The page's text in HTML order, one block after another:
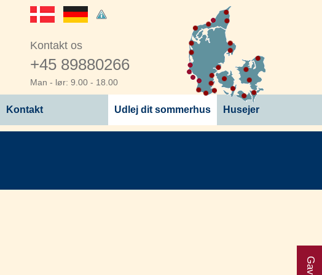
Kontakt os
+45 89880266
Man - lør: 9.00 - 18.00
Kontakt Husejer
Udlej dit sommerhus